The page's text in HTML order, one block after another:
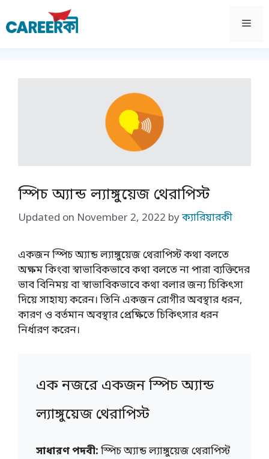
to
content
স্পিচ অ্যান্ড ল্যাঙ্গুয়েজ থেরাপিস্ট
Updated on November 2, 2022 byক্যারিয়ারকী
একজন স্পিচ অ্যান্ড ল্যাঙ্গুয়েজ থেরাপিস্ট কথা বলতে
অক্ষম কিংবা স্বাভাবিকভাবে কথা বলতে না পারা ব্যক্তিদের
ভাব বিনিময় বা স্বাভাবিকভাবে কথা বলার জন্য চিকিৎসা
দিয়ে সাহায্য করেন। তিনি একজন রোগীর অবস্থার ধরন,
কারণ ও বর্তমান অবস্থার প্রেক্ষিতে চিকিৎসার ধরন
নির্ধারণ করেন।
এক নজরে একজন স্পিচ অ্যান্ড
ল্যাঙ্গুয়েজ থেরাপিস্ট
সাধারণ পদবী: স্পিচ অ্যান্ড ল্যাঙ্গুয়েজ থেরাপিস্ট